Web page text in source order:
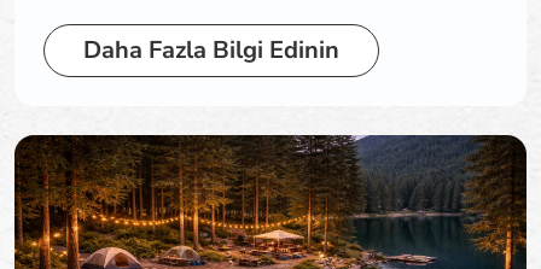
Daha Fazla Bilgi Edinin